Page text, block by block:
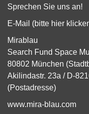
Sprechen Sie uns an!
E-Mail (bitte hier
Mirablau
Search Fund Space
80802 München
Akilindastr. 23a / D-
(Postadresse)
www.mira-blau.com